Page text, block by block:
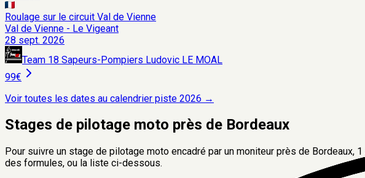
Roulage sur le circuit Val de Vienne
Val de Vienne - Le Vigeant
28 sept. 2026
Team 18 Sapeurs-Pompiers Ludovic LE MOAL
99€
Voir toutes les dates au calendrier piste 2026 →
Stages de pilotage moto près de Bordeaux
Pour suivre un stage de pilotage moto encadré par un moniteur près de Bordeaux, 1
des formules, ou la liste ci-dessous.